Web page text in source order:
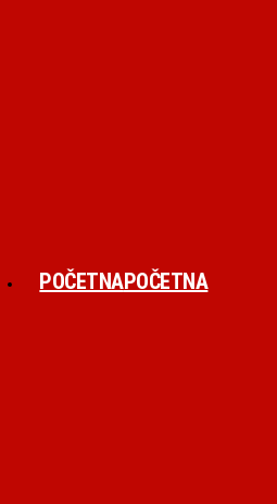
POČETNAPOČETNA